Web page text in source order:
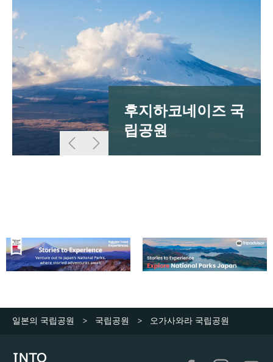
후지하코네이즈 국
립공원
일본의 국립공원 > 국립공원 > 오가사와라 국립공원